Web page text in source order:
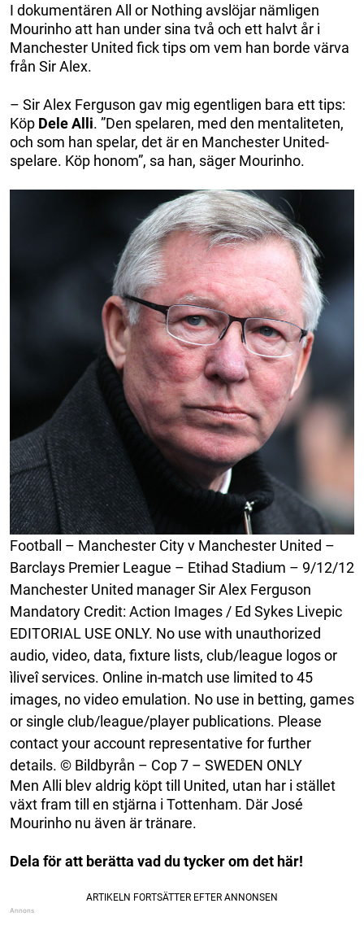
I dokumentären All or Nothing avslöjar nämligen
Mourinho att han under sina två och ett halvt år i
Manchester United fick tips om vem han borde värva
från Sir Alex.
– Sir Alex Ferguson gav mig egentligen bara ett tips:
Köp DeleAlli. ”Den spelaren, med den mentaliteten,
och som han spelar, det är en Manchester United-
spelare. Köp honom”, sa han, säger Mourinho.
Football – Manchester City v Manchester United –
Barclays Premier League – Etihad Stadium – 9/12/12
Manchester United manager Sir Alex Ferguson
Mandatory Credit: Action Images / Ed Sykes Livepic
EDITORIAL USE ONLY. No use with unauthorized
audio, video, data, fixture lists, club/league logos or
ìliveî services. Online in-match use limited to 45
images, no video emulation. No use in betting, games
or single club/league/player publications. Please
contact your account representative for further
details. © Bildbyrån – Cop 7 – SWEDEN ONLY
Men Alli blev aldrig köpt till United, utan har i stället
växt fram till en stjärna i Tottenham. Där José
Mourinho nu även är tränare.
Dela för att berätta vad du tycker om det här!